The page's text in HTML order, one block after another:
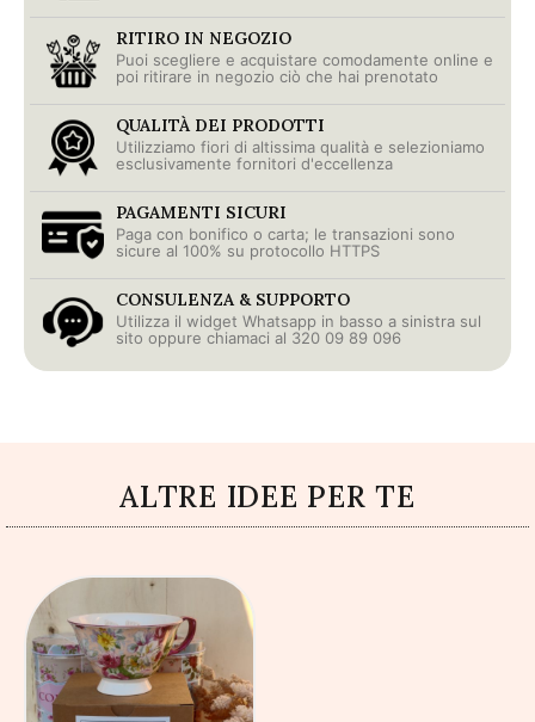
RITIRO IN NEGOZIO
Puoi scegliere e acquistare comodamente online e
poi ritirare in negozio ciò che hai prenotato
QUALITÀ DEI PRODOTTI
Utilizziamo fiori di altissima qualità e selezioniamo
esclusivamente fornitori d'eccellenza
PAGAMENTI SICURI
Paga con bonifico o carta; le transazioni sono
sicure al 100% su protocollo HTTPS
CONSULENZA & SUPPORTO
Utilizza il widget Whatsapp in basso a sinistra sul
sito oppure chiamaci al 320 09 89 096
ALTRE IDEE PER TE
AGGIUNGI AL
CARRELLO